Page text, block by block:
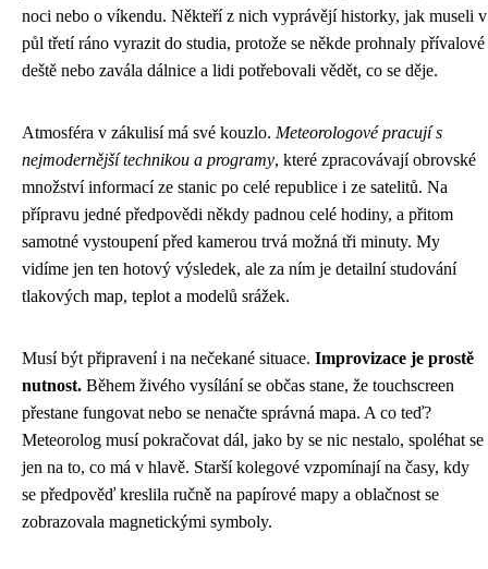
noci nebo o víkendu. Někteří z nich vyprávějí historky, jak museli v
půl třetí ráno vyrazit do studia, protože se někde prohnaly přívalové
deště nebo zavála dálnice a lidi potřebovali vědět, co se děje.
Atmosféra v zákulisí má své kouzlo. Meteorologové pracují s
nejmodernější technikou a programy, které zpracovávají obrovské
množství informací ze stanic po celé republice i ze satelitů. Na
přípravu jedné předpovědi někdy padnou celé hodiny, a přitom
samotné vystoupení před kamerou trvá možná tři minuty. My
vidíme jen ten hotový výsledek, ale za ním je detailní studování
tlakových map, teplot a modelů srážek.
Musí být připravení i na nečekané situace. Improvizace je prostě
nutnost. Během živého vysílání se občas stane, že touchscreen
přestane fungovat nebo se nenačte správná mapa. A co teď?
Meteorolog musí pokračovat dál, jako by se nic nestalo, spoléhat se
jen na to, co má v hlavě. Starší kolegové vzpomínají na časy, kdy
se předpověď kreslila ručně na papírové mapy a oblačnost se
zobrazovala magnetickými symboly.